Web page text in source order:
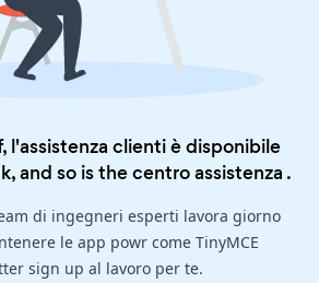
l'assistenza clienti è disponibile
and so is thecentro assistenza .
di ingegneri esperti lavora giorno
le app powr come TinyMCE
sign up al lavoro per te.